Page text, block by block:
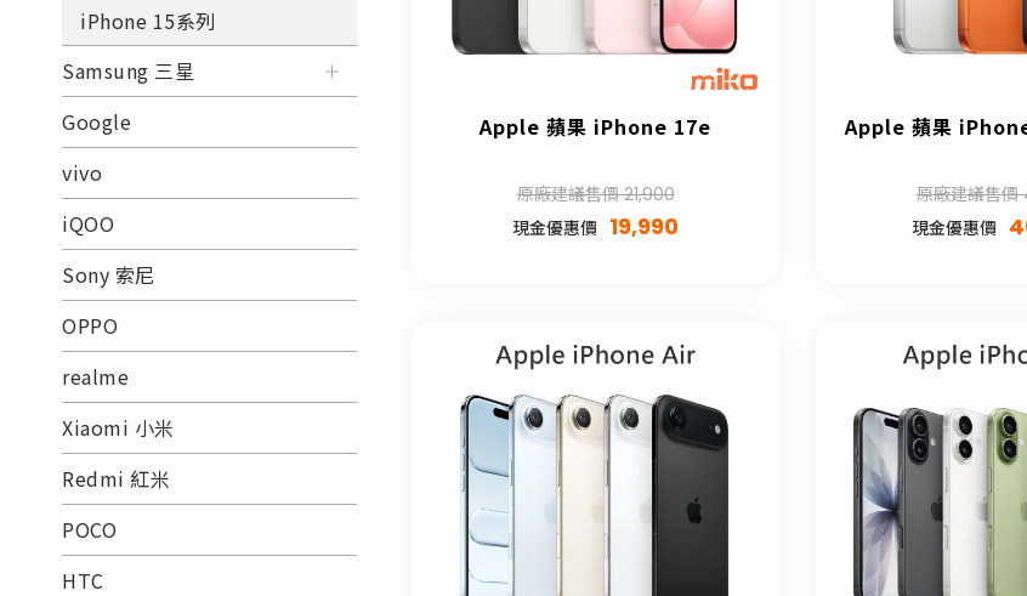
iPhone 15系列
Samsung 三星
Google
vivo
iQOO
Sony 索尼
OPPO
realme
Xiaomi 小米
Redmi 紅米
POCO
HTC
Apple 蘋果 iPhone 17e
原廠建議售價 21,900
現金優惠價 19,990
Apple 蘋果
原廠建議售
現金優惠價